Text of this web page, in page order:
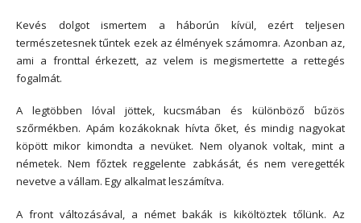
Kevés dolgot ismertem a háborún kívül, ezért teljesen
természetesnek tűntek ezek az élmények számomra. Azonban az,
ami a fronttal érkezett, az velem is megismertette a rettegés
fogalmát.
A legtöbben lóval jöttek, kucsmában és különböző bűzös
szőrmékben. Apám kozákoknak hívta őket, és mindig nagyokat
köpött mikor kimondta a nevüket. Nem olyanok voltak, mint a
németek. Nem főztek reggelente zabkását, és nem veregették
nevetve a vállam. Egy alkalmat leszámítva.
A front változásával, a német bakák is kiköltöztek tőlünk. Az